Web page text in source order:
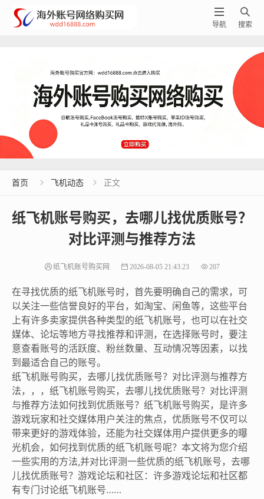

搜索

导航
首页  飞机动态  正文
纸飞机账号购买，去哪儿找优质账号？
对比评测与推荐方法
纸飞机账号购买网 2026-08-05 21:43:23 207
在寻找优质的纸飞机账号时，首先要明确自己的需求，可
以关注一些信誉良好的平台，如淘宝、闲鱼等，这些平台
上有许多卖家提供各种类型的纸飞机账号，也可以在社交
媒体、论坛等地方寻找推荐和评测，在选择账号时，要注
意查看账号的活跃度、粉丝数量、互动情况等因素，以找
到最适合自己的账号。
纸飞机账号购买，去哪儿找优质账号？对比评测与推荐方
法，，，纸飞机账号购买，去哪儿找优质账号？对比评测
与推荐方法如何找到优质账号？纸飞机账号购买，是许多
游戏玩家和社交媒体用户关注的焦点，优质账号不仅可以
带来更好的游戏体验，还能为社交媒体用户提供更多的曝
光机会，如何找到优质的纸飞机账号呢？本文将为您介绍
一些实用的方法,并对比评测一些优质的纸飞机账号，去哪
儿找优质账号？游戏论坛和社区：许多游戏论坛和社区都
有专门讨论纸飞机账号……